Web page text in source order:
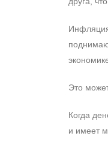
Инфляция
Это
Когда
и имеет